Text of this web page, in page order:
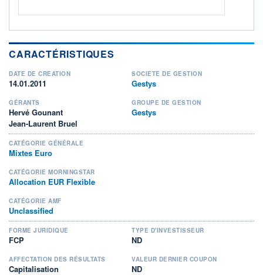
CARACTÉRISTIQUES
DATE DE CRÉATION
14.01.2011
SOCIÉTÉ DE GESTION
Gestys
GÉRANTS
Hervé Gounant
Jean-Laurent Bruel
GROUPE DE GESTION
Gestys
CATÉGORIE GÉNÉRALE
Mixtes Euro
CATÉGORIE MORNINGSTAR
Allocation EUR Flexible
CATÉGORIE AMF
Unclassified
FORME JURIDIQUE
FCP
TYPE D'INVESTISSEUR
ND
AFFECTATION DES RÉSULTATS
Capitalisation
VALEUR DERNIER COUPON
ND